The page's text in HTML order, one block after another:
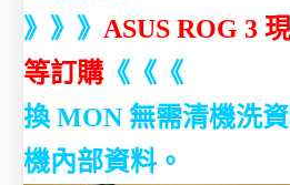
》》》 ASUS ROG 3
等訂購 《《《
換 MON 無需清機洗
機內部資料。